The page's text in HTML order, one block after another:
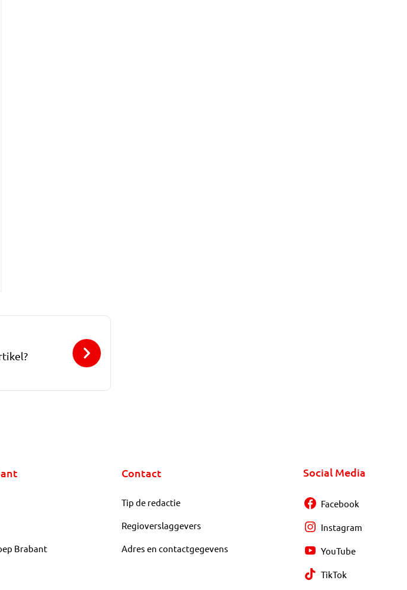
Brabant
Contact
Tip de redactie
Regioverslaggevers
Adres en contactgegevens
Social Media
Facebook
Instagram
YouTube
TikTok